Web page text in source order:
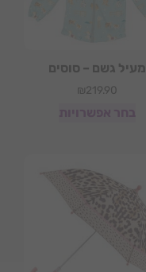
מעיל גשם – סוסים
₪219.90